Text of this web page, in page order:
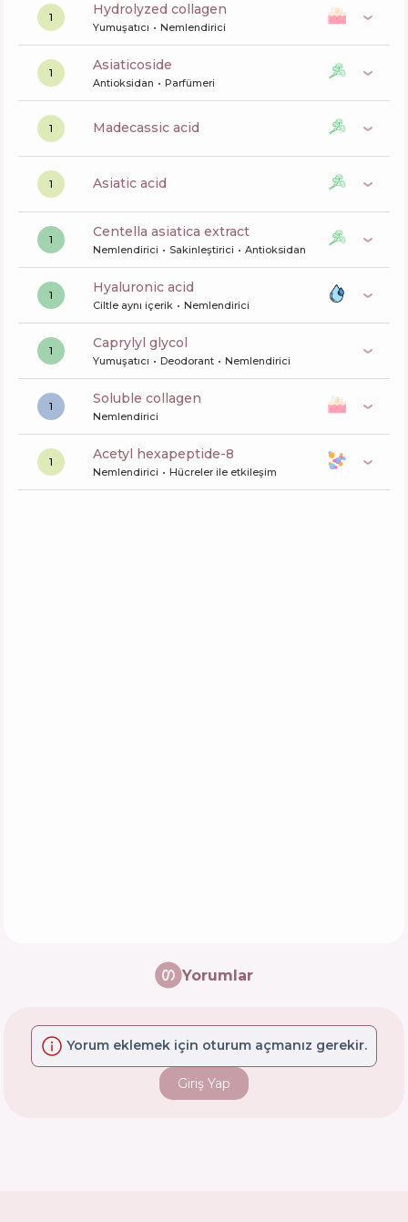
1 hydrolyzed collagen
Yumuşatıcı Nemlendirici
1 asiaticoside
Antioksidan Parfümeri
1 madecassic acid
1 asiatic acid
1 centella asiatica extract
Nemlendirici Sakinleştirici Antioksidan
1 hyaluronic acid
Ciltle aynı içerik Nemlendirici
1 caprylyl glycol
Yumuşatıcı Deodorant Nemlendirici
1 soluble collagen
Nemlendirici
1 acetyl hexapeptide-8
Nemlendirici Hücreler ile etkileşim
Yorumlar
Yorum eklemek için oturum açmanız gerekir.
Giriş Yap